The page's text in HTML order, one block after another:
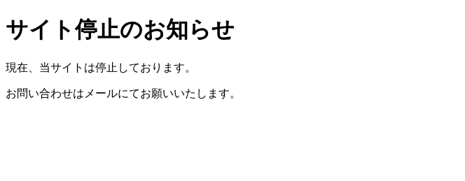
サイト停止のお知らせ
現在、当サイトは停止しております。
お問い合わせはメールにてお願いいたします。